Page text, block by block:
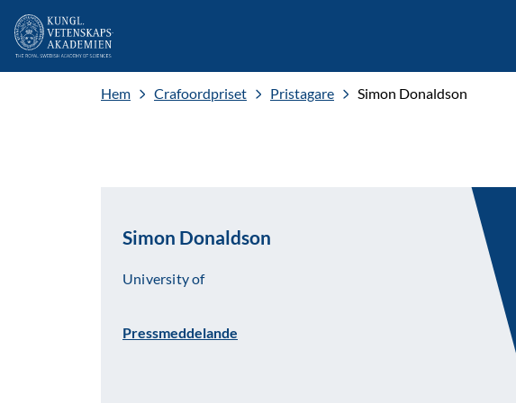
Hem Crafoordpriset Pristagare Simon Donaldson
Simon Donaldson
University of
Pressmeddelande